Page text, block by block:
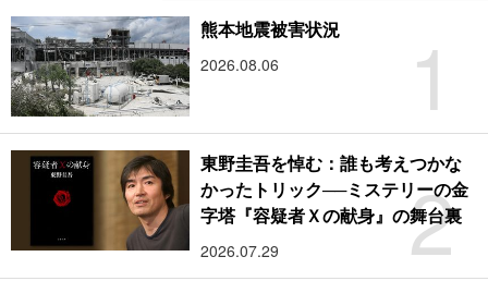
1
熊本地震被害状況
2026.08.06
2
東野圭吾を悼む：誰も考えつかな
かったトリック──ミステリーの金
字塔『容疑者Ｘの献身』の舞台裏
2026.07.29